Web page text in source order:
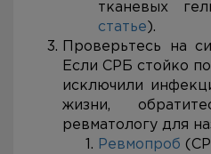
тканевых
статье ).
Проверьтесь на
Если СРБ стойко
исключили
жизни,
ревматологу для
Ревмопроб